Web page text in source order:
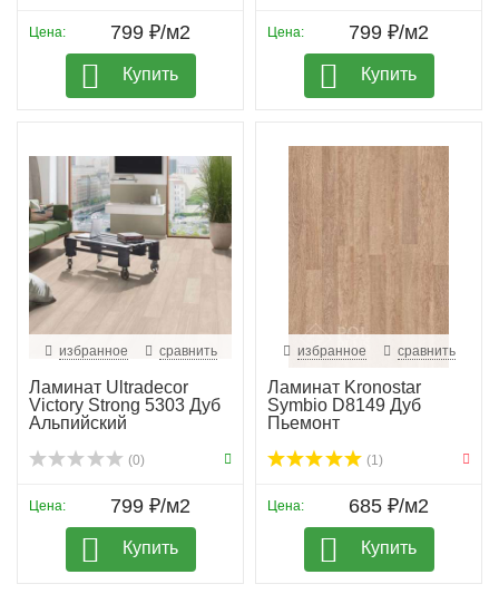
Цена: 799 ₽/м2
Купить
Цена: 799 ₽/м2
Купить
избранное сравнить
Ламинат Ultradecor
Victory Strong 5303 Дуб
Альпийский
(0)
Цена: 799 ₽/м2
Купить
избранное сравнить
Ламинат Kronostar
Symbio D8149 Дуб
Пьемонт
(1)
Цена: 685 ₽/м2
Купить